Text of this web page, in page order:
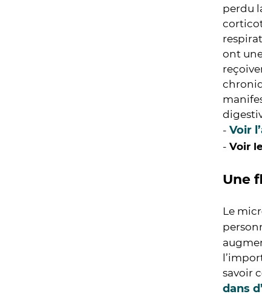
perdu
ont
- Voir
- Voir
Une
Le
savoir
dans